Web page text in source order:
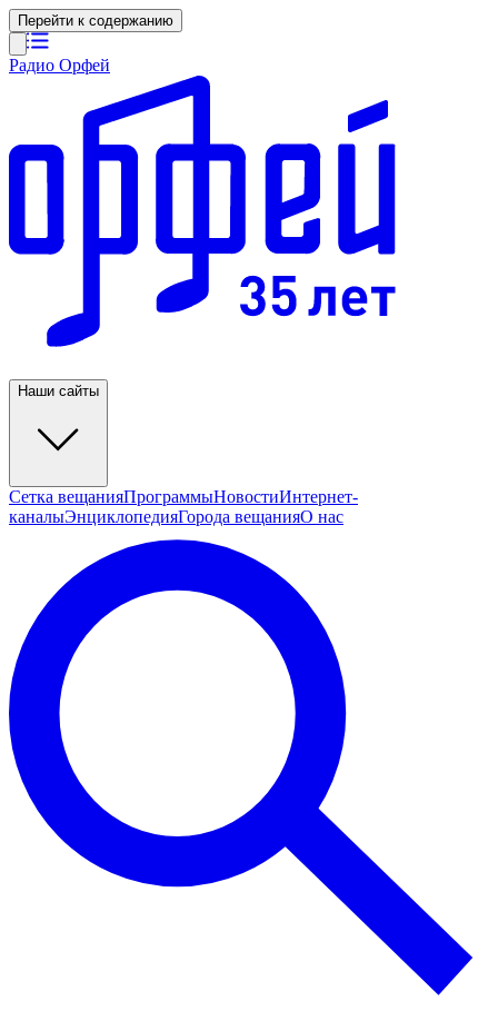
Перейти к содержанию
Радио Орфей
Наши сайты
Сетка вещанияПрограммыНовостиИнтернет-
каналыЭнциклопедияГорода вещанияО нас